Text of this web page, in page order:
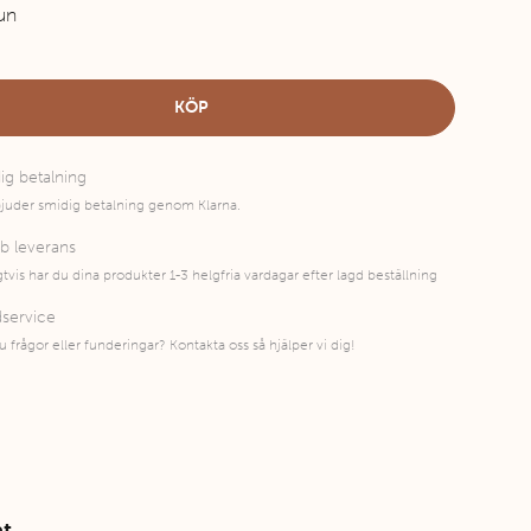
KÖP
betalning
smidig betalning genom Klarna.
leverans
har du dina produkter 1-3 helgfria vardagar efter lagd beställning
frågor eller funderingar? Kontakta oss så hjälper vi dig!